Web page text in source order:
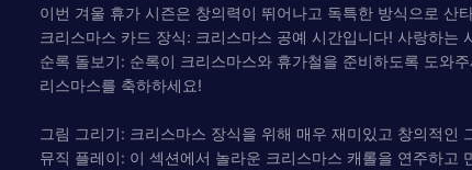
이번 겨울 휴가 시즌은 창의력이 뛰어나고 독특한 방식으로
크리스마스 카드 장식: 크리스마스 공예 시간입니다! 사랑하
순록 돌보기: 순록이 크리스마스와 휴가철을 준비하도록 도와
리스마스를 축하하세요!
그림 그리기: 크리스마스 장식을 위해 매우 재미있고 창의적
뮤직 플레이: 이 섹션에서 놀라운 크리스마스 캐롤을 연주하고